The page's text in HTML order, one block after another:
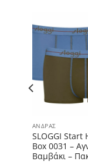
ΆΝΔΡΑΣ
SLOGGI Start
Box 0031 –
Βαμβάκι –